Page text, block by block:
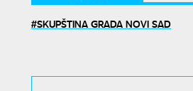
SKUPŠTINA GRADA NOVI SAD